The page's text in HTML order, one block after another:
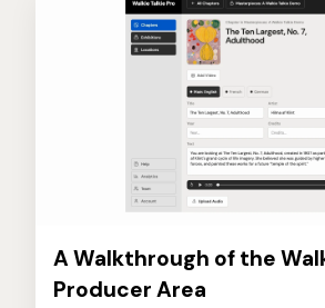
A Walkthrough of the
Producer Area